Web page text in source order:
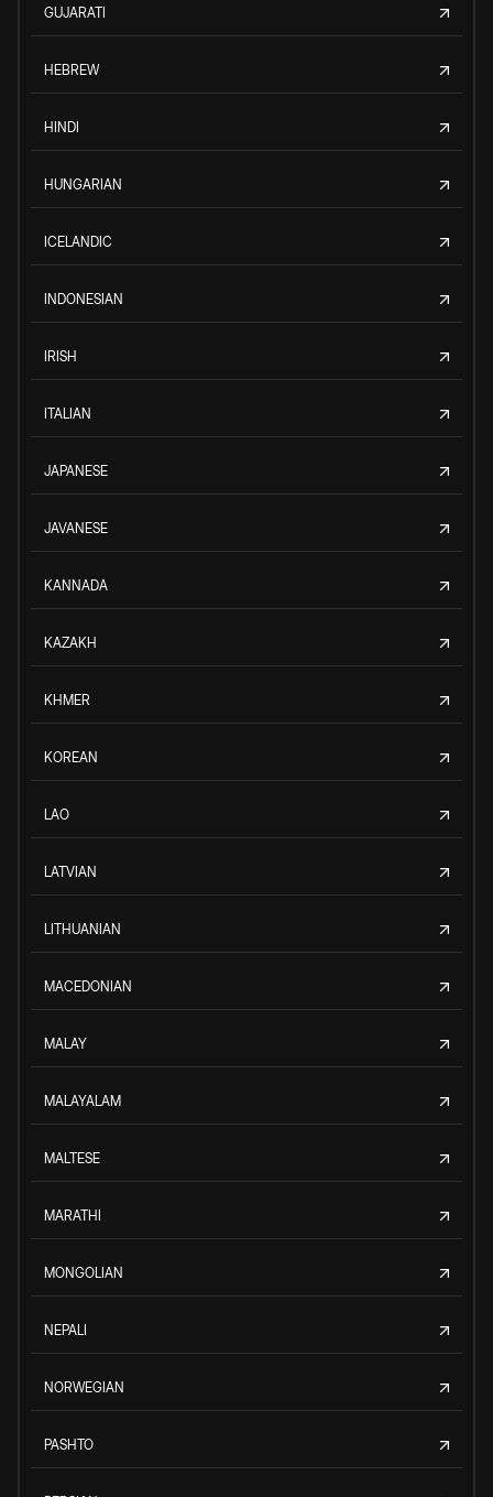
GUJARATI
HEBREW
HINDI
HUNGARIAN
ICELANDIC
INDONESIAN
IRISH
ITALIAN
JAPANESE
JAVANESE
KANNADA
KAZAKH
KHMER
KOREAN
LAO
LATVIAN
LITHUANIAN
MACEDONIAN
MALAY
MALAYALAM
MALTESE
MARATHI
MONGOLIAN
NEPALI
NORWEGIAN
PASHTO